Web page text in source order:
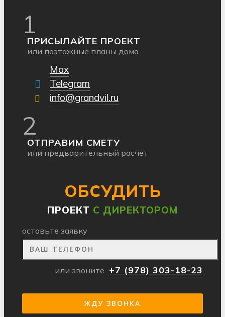
1
ПРИСЫЛАЙТЕ ПРОЕКТ
или поэтажные планы дома
Max
Telegram
info@grandvil.ru
2
ОТПРАВИМ СМЕТУ
или предварительный расчет
ОБСУДИТЬ
ПРОЕКТ С ДИРЕКТОРОМ
оставьте заявку
или звоните +7 (978) 303-18-23